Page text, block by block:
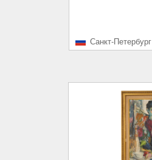
Санкт-Петербург